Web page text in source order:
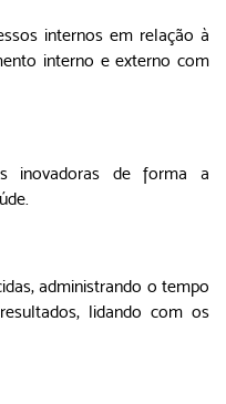
internos em relação à
interno e externo com
inovadoras de forma a
administrando o tempo
lidando com os